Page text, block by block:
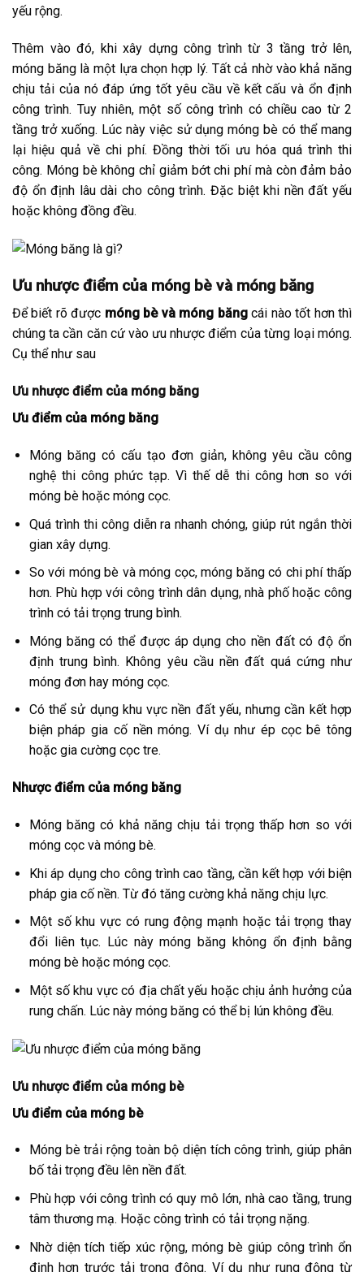
yếu rộng.
Thêm vào đó, khi xây dựng công trình từ 3 tầng trở lên,
móng băng là một lựa chọn hợp lý. Tất cả nhờ vào khả năng
chịu tải của nó đáp ứng tốt yêu cầu về kết cấu và ổn định
công trình. Tuy nhiên, một số công trình có chiều cao từ 2
tầng trở xuống. Lúc này việc sử dụng móng bè có thể mang
lại hiệu quả về chi phí. Đồng thời tối ưu hóa quá trình thi
công. Móng bè không chỉ giảm bớt chi phí mà còn đảm bảo
độ ổn định lâu dài cho công trình. Đặc biệt khi nền đất yếu
hoặc không đồng đều.
Ưu nhược điểm của móng bè và móng băng
Để biết rõ được móng bè và móng băngcái nào tốt hơn thì
chúng ta cần căn cứ vào ưu nhược điểm của từng loại móng.
Cụ thể như sau
Ưu nhược điểm của móng băng
Ưu điểm của móng băng
Móng băng có cấu tạo đơn giản, không yêu cầu công
nghệ thi công phức tạp. Vì thế dễ thi công hơn so với
móng bè hoặc móng cọc.
Quá trình thi công diễn ra nhanh chóng, giúp rút ngắn thời
gian xây dựng.
So với móng bè và móng cọc, móng băng có chi phí thấp
hơn. Phù hợp với công trình dân dụng, nhà phố hoặc công
trình có tải trọng trung bình.
Móng băng có thể được áp dụng cho nền đất có độ ổn
định trung bình. Không yêu cầu nền đất quá cứng như
móng đơn hay móng cọc.
Có thể sử dụng khu vực nền đất yếu, nhưng cần kết hợp
biện pháp gia cố nền móng. Ví dụ như ép cọc bê tông
hoặc gia cường cọc tre.
Nhược điểm của móng băng
Móng băng có khả năng chịu tải trọng thấp hơn so với
móng cọc và móng bè.
Khi áp dụng cho công trình cao tầng, cần kết hợp với biện
pháp gia cố nền. Từ đó tăng cường khả năng chịu lực.
Một số khu vực có rung động mạnh hoặc tải trọng thay
đổi liên tục. Lúc này móng băng không ổn định bằng
móng bè hoặc móng cọc.
Một số khu vực có địa chất yếu hoặc chịu ảnh hưởng của
rung chấn. Lúc này móng băng có thể bị lún không đều.
Ưu nhược điểm của móng bè
Ưu điểm của móng bè
Móng bè trải rộng toàn bộ diện tích công trình, giúp phân
bố tải trọng đều lên nền đất.
Phù hợp với công trình có quy mô lớn, nhà cao tầng, trung
tâm thương mạ. Hoặc công trình có tải trọng nặng.
Nhờ diện tích tiếp xúc rộng, móng bè giúp công trình ổn
định hơn trước tải trọng động. Ví dụ như rung động từ